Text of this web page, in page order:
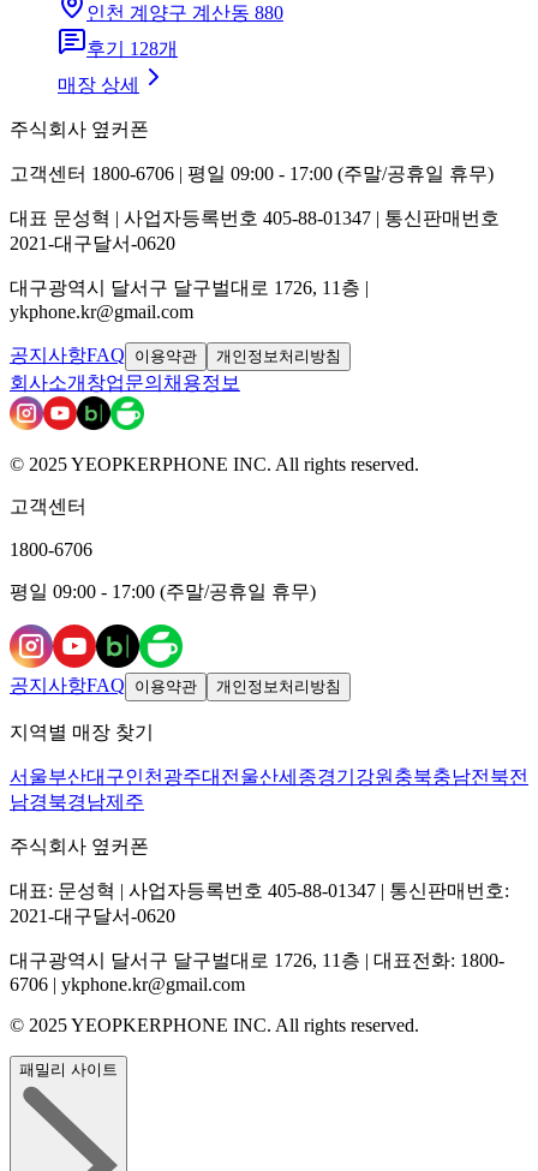
인천 계양구 계산동 880
후기 128개
매장 상세
주식회사 옆커폰
고객센터 1800-6706 | 평일 09:00 - 17:00 (주말/공휴일 휴무)
대표 문성혁 | 사업자등록번호 405-88-01347 | 통신판매번호
2021-대구달서-0620
대구광역시 달서구 달구벌대로 1726, 11층 |
ykphone.kr@gmail.com
공지사항FAQ 이용약관 개인정보처리방침
회사소개 창업문의 채용정보
© 2025 YEOPKERPHONE INC. All rights reserved.
고객센터
1800-6706
평일 09:00 - 17:00 (주말/공휴일 휴무)
공지사항FAQ 이용약관 개인정보처리방침
지역별 매장 찾기
서울부산대구인천 광주대전 울산세종경기 강원 충북충남전북전
남경북경남제주
주식회사 옆커폰
대표: 문성혁 | 사업자등록번호 405-88-01347 | 통신판매번호:
2021-대구달서-0620
대구광역시 달서구 달구벌대로 1726, 11층 | 대표전화: 1800-
6706 | ykphone.kr@gmail.com
© 2025 YEOPKERPHONE INC. All rights reserved.
패밀리 사이트